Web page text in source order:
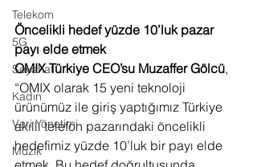
Telekom
5G
Seyahat
Kadın
Veri Yönetimi
Müzik
Öncelikli hedef yüzde 10’luk pazar
payı elde etmek
OMIX Türkiye CEO’su Muzaffer Gölcü,
“OMIX olarak 15 yeni teknoloji
ürünümüz ile giriş yaptığımız Türkiye
akıllı telefon pazarındaki öncelikli
hedefimiz yüzde 10’luk bir payı elde